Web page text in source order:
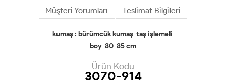
Müşteri Yorumları Teslimat Bilgileri
kumaş : bürümcük kumaş taş işlemeli
boy 80-85 cm
Ürün Kodu
3070-914